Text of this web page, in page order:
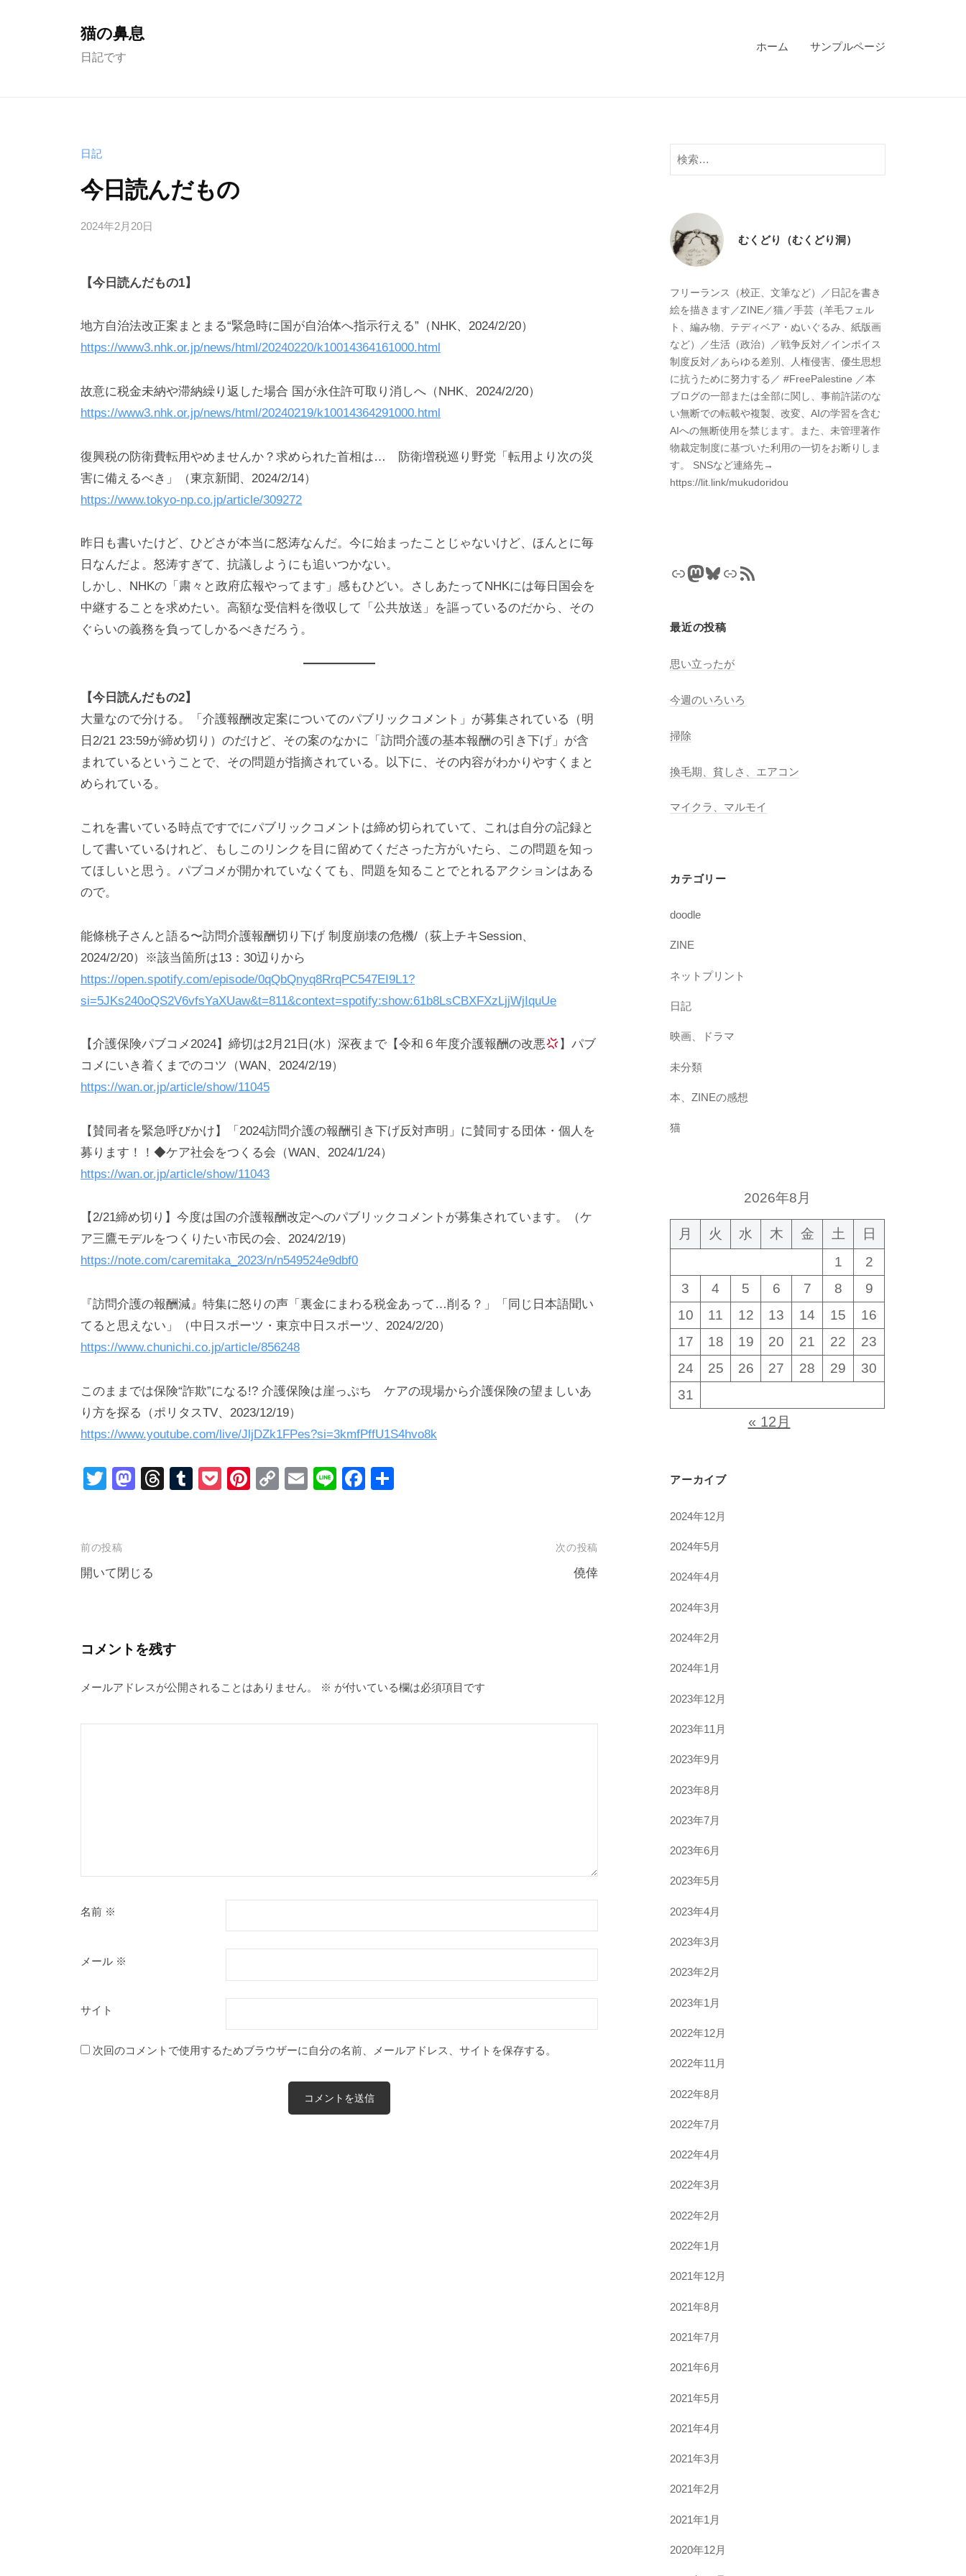
猫の鼻息
日記です
ホーム サンプルページ
日記
今日読んだもの
2024年2月20日
く
り
の
メ
ン
【今日読んだもの1】
地方自治法改正案まとまる“緊急時に国が自治体へ指示行える”（NHK、2024/2/20）
https://www3.nhk.or.jp/news/html/20240220/k10014364161000.html
故意に税金未納や滞納繰り返した場合 国が永住許可取り消しへ（NHK、2024/2/20）
https://www3.nhk.or.jp/news/html/20240219/k10014364291000.html
復興税の防衛費転用やめませんか？求められた首相は… 防衛増税巡り野党「転用より次の災
害に備えるべき」（東京新聞、2024/2/14）
https://www.tokyo-np.co.jp/article/309272
昨日も書いたけど、ひどさが本当に怒涛なんだ。今に始まったことじゃないけど、ほんとに毎
日なんだよ。怒涛すぎて、抗議しようにも追いつかない。
しかし、NHKの「粛々と政府広報やってます」感もひどい。さしあたってNHKには毎日国会を
中継することを求めたい。高額な受信料を徴収して「公共放送」を謳っているのだから、その
ぐらいの義務を負ってしかるべきだろう。
【今日読んだもの2】
大量なので分ける。「介護報酬改定案についてのパブリックコメント」が募集されている（明
日2/21 23:59が締め切り）のだけど、その案のなかに「訪問介護の基本報酬の引き下げ」が含
まれているということで、その問題が指摘されている。以下に、その内容がわかりやすくまと
められている。
これを書いている時点ですでにパブリックコメントは締め切られていて、これは自分の記録と
して書いているけれど、もしこのリンクを目に留めてくださった方がいたら、この問題を知っ
てほしいと思う。パブコメが開かれていなくても、問題を知ることでとれるアクションはある
ので。
能條桃子さんと語る〜訪問介護報酬切り下げ 制度崩壊の危機/（荻上チキSession、
2024/2/20）※該当箇所は13：30辺りから
https://open.spotify.com/episode/0qQbQnyq8RrqPC547EI9L1?
si=5JKs240oQS2V6vfsYaXUaw&t=811&context=spotify:show:61b8LsCBXFXzLjjWjIquUe
【介護保険パブコメ2024】締切は2月21日(水）深夜まで【令和６年度介護報酬の改悪
】パブ
コメにいき着くまでのコツ（WAN、2024/2/19）
https://wan.or.jp/article/show/11045
【賛同者を緊急呼びかけ】「2024訪問介護の報酬引き下げ反対声明」に賛同する団体・個人を
募ります！！◆ケア社会をつくる会（WAN、2024/1/24）
https://wan.or.jp/article/show/11043
【2/21締め切り】今度は国の介護報酬改定へのパブリックコメントが募集されています。（ケ
ア三鷹モデルをつくりたい市民の会、2024/2/19）
https://note.com/caremitaka_2023/n/n549524e9dbf0
『訪問介護の報酬減』特集に怒りの声「裏金にまわる税金あって…削る？」「同じ日本語聞い
てると思えない」（中日スポーツ・東京中日スポーツ、2024/2/20）
https://www.chunichi.co.jp/article/856248
このままでは保険“詐欺”になる!? 介護保険は崖っぷち ケアの現場から介護保険の望ましいあ
り方を探る（ポリタスTV、2023/12/19）
https://www.youtube.com/live/JljDZk1FPes?si=3kmfPffU1S4hvo8k
T
er
M
d
T
T
P
Pi
C
E
Li
F
投
稿
ゲ
シ
前の投稿
開いて閉じる
次の投稿
僥倖
コメントを残す
メールアドレスが公開されることはありません。 ※ が付いている欄は必須項目です
名前 ※
メール ※
サイト
次回のコメントで使用するためブラウザーに自分の名前、メールアドレス、サイトを保存する。
検
索:
むくどり（むくどり洞）
フリーランス（校正、文筆など）／日記を書き
絵を描きます／ZINE／猫／手芸（羊毛フェル
ト、編み物、テディベア・ぬいぐるみ、紙版画
など）／生活（政治）／戦争反対／インボイス
制度反対／あらゆる差別、人権侵害、優生思想
に抗うために努力する／ #FreePalestine ／本
ブログの一部または全部に関し、事前許諾のな
い無断での転載や複製、改変、AIの学習を含む
AIへの無断使用を禁じます。また、未管理著作
物裁定制度に基づいた利用の一切をお断りしま
す。 SNSなど連絡先→
https://lit.link/mukudoridou
リンクMastodon
Bluesky
リンクRSS フィード
最近の投稿
思い立ったが
今週のいろいろ
掃除
換毛期、貧しさ、エアコン
マイクラ、マルモイ
カテゴリー
doodle
ZINE
ネットプリント
日記
映画、ドラマ
未分類
本、ZINEの感想
猫
2026年8月
月 火 水 木 金 土
日
1
2
3
4 5 6 7 8
9
10
11 12 13 14 15
16
17
18 19 20 21 22
23
24
25 26 27 28 29
30
31
« 12月
アーカイブ
2024年12月
2024年5月
2024年4月
2024年3月
2024年2月
2024年1月
2023年12月
2023年11月
2023年9月
2023年8月
2023年7月
2023年6月
2023年5月
2023年4月
2023年3月
2023年2月
2023年1月
2022年12月
2022年11月
2022年8月
2022年7月
2022年4月
2022年3月
2022年2月
2022年1月
2021年12月
2021年8月
2021年7月
2021年6月
2021年5月
2021年4月
2021年3月
2021年2月
2021年1月
2020年12月